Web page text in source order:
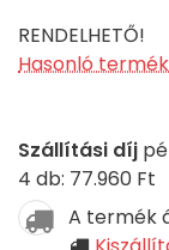
RENDELHETŐ!
Hasonló
Szállítási díj
4 db: 77.960 Ft
A termék